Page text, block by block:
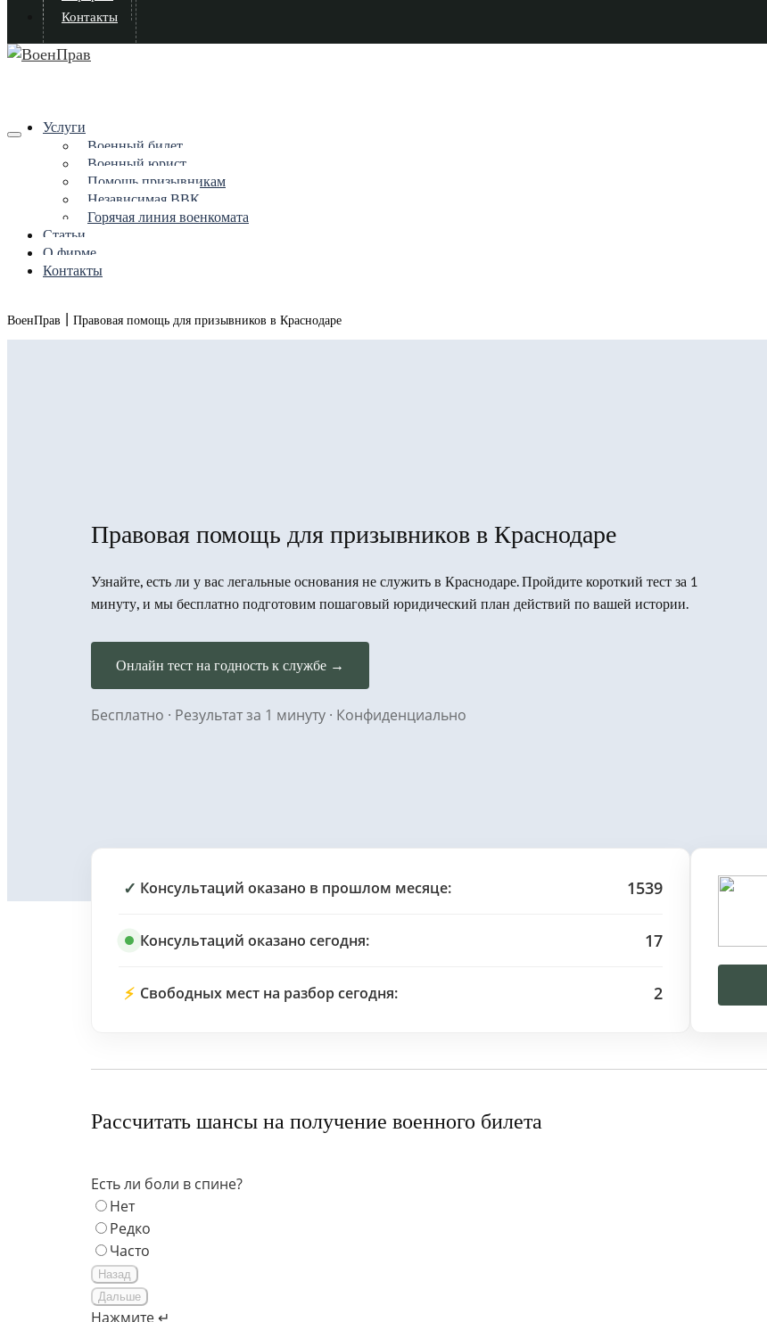
Контакты
Услуги
Военный билет
Военный юрист
Помощь призывникам
Независимая ВВК
Горячая линия военкомата
Статьи
О фирме
Контакты
ВоенПрав | Правовая помощь для призывников в Краснодаре
Правовая помощь для призывников в Краснодаре
Узнайте, есть ли у вас легальные основания не служить в Краснодаре. Пройдите короткий тест за 1
минуту, и мы бесплатно подготовим пошаговый юридический план действий по вашей истории.
Онлайн тест на годность к службе →
Бесплатно · Результат за 1 минуту · Конфиденциально
✓ Консультаций оказано в прошлом месяце: 1539
Консультаций оказано сегодня: 17
⚡ Свободных мест на разбор сегодня: 2
Рассчитать шансы на получение военного билета
Есть ли боли в спине?
Нет
Редко
Часто
Назад
Дальше
Нажмите ↵